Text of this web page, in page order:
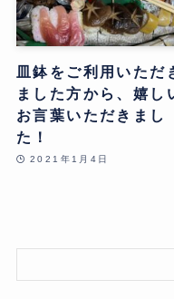
皿鉢をご利用いただ
ました方から、嬉し
お言葉いただきまし
た！
2021年1月4日